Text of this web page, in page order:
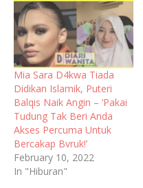
Mia Sara D4kwa Tiada
Didikan Islamik, Puteri
Balqis Naik Angin – ‘Pakai
Tudung Tak Beri Anda
Akses Percuma Untuk
Bercakap Bvruk!’
February 10, 2022
In "Hiburan"